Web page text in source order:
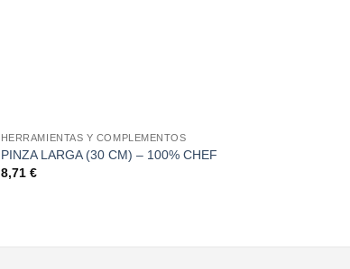
HERRAMIENTAS Y COMPLEMENTOS
PINZA LARGA (30 CM) – 100% CHEF
8,71 €